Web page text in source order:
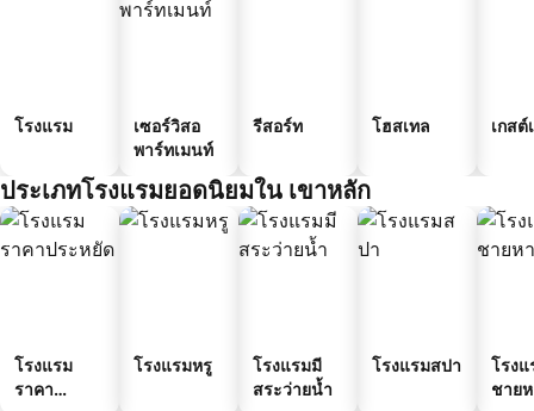
โรงแรม
เซอร์วิสอ
พาร์ทเมนท์
รีสอร์ท โฮสเทล เกสต์
ประเภทโรงแรมยอดนิยมใน เขาหลัก
โรงแรม
ราคา
โรงแรมหรู
โรงแรมมี
สระว่ายน้ำ
โรงแรมสปา
โรง
ชาย